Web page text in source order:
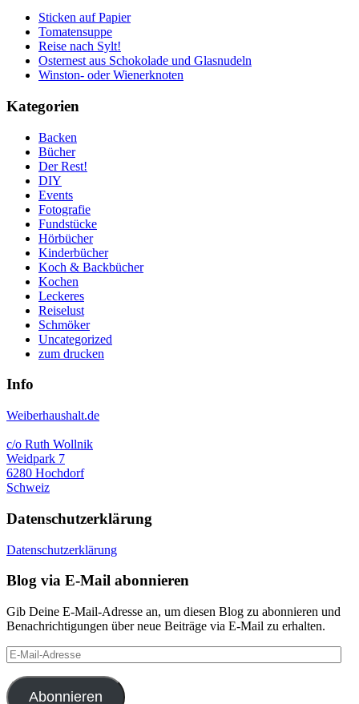
Sticken auf Papier
Tomatensuppe
Reise nach Sylt!
Osternest aus Schokolade und Glasnudeln
Winston- oder Wienerknoten
Kategorien
Backen
Bücher
Der Rest!
DIY
Events
Fotografie
Fundstücke
Hörbücher
Kinderbücher
Koch & Backbücher
Kochen
Leckeres
Reiselust
Schmöker
Uncategorized
zum drucken
Info
Weiberhaushalt.de
c/o Ruth Wollnik
Weidpark 7
6280 Hochdorf
Schweiz
Datenschutzerklärung
Datenschutzerklärung
Blog via E-Mail abonnieren
Gib Deine E-Mail-Adresse an, um diesen Blog zu abonnieren und
Benachrichtigungen über neue Beiträge via E-Mail zu erhalten.
E-
Mail-
Adresse
Abonnieren